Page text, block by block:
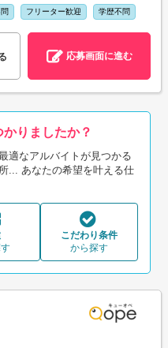
フリーター歓迎 学歴不問
応募画面に進む
りましたか？
適なアルバイトが見つかる
... あなたの希望を叶える仕
こだわり条件
から探す